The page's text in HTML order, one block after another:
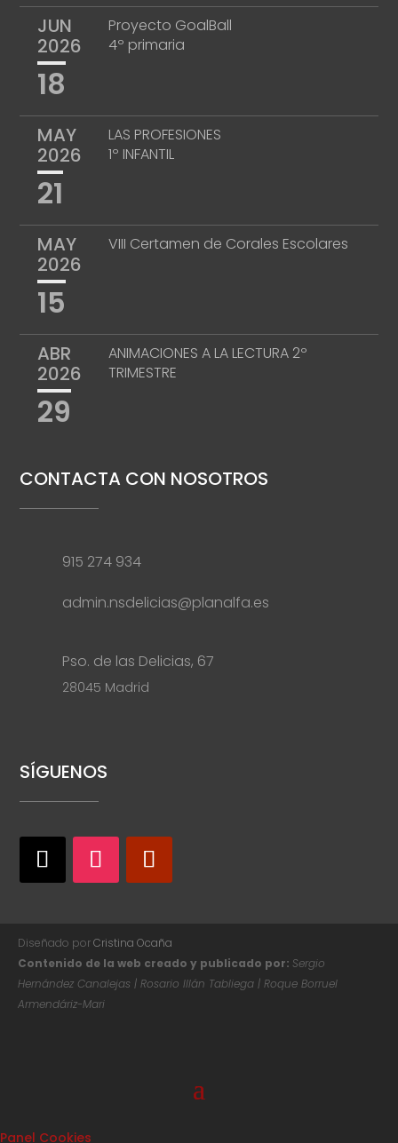
JUN
2026
18
Proyecto GoalBall
4º primaria
MAY
2026
21
LAS PROFESIONES
1º INFANTIL
MAY
2026
15
VIII Certamen de Corales Escolares
ABR
2026
29
ANIMACIONES A LA LECTURA 2º
TRIMESTRE
CONTACTA CON NOSOTROS
915 274 934
admin.nsdelicias@planalfa.es
Pso. de las Delicias, 67
28045 Madrid
SÍGUENOS
Diseñado porCristina Ocaña
Contenido de la web creado y publicado por: Sergio
Hernández Canalejas | Rosario Illán Tabliega | Roque Borruel
Armendáriz-Mari
Panel Cookies